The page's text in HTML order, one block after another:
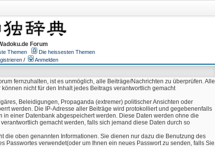
Forum
Themen
Die heissesten Themen
/ Anmelden
fernzuhalten, ist es unmöglich, alle Beiträge/Nachrichten zu überprüfen. Alle
nicht für den Inhalt jedes Beitrags verantwortlich gemacht
Beleidigungen, Propaganda (extremer) politischer Ansichten oder
werden. Die IP-Adresse aller Beiträge wird protokolliert und gegebenenfalls
einer Datenbank abgespeichert werden. Diese Daten werden ohne die
gemacht werden, falls sich jemand diese Daten durch so
die oben genannten Informationen. Sie dienen nur dazu die Benutzung des
Passwortes verwendet(oder um Ihnen ein neues Passwort zu senden, falls Sie